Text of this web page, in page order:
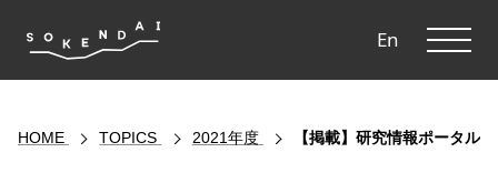
En
HOME TOPICS 2021年度 【掲載】研究情報ポータル